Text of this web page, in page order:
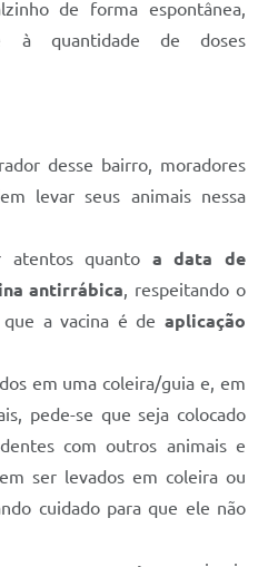
de forma espontânea,
à quantidade de doses
desse bairro, moradores
levar seus animais nessa
atentos quanto a data de
antirrábica, respeitando o
a vacina é de aplicação
em uma coleira/guia e, em
pede-se que seja colocado
com outros animais e
ser levados em coleira ou
cuidado para que ele não